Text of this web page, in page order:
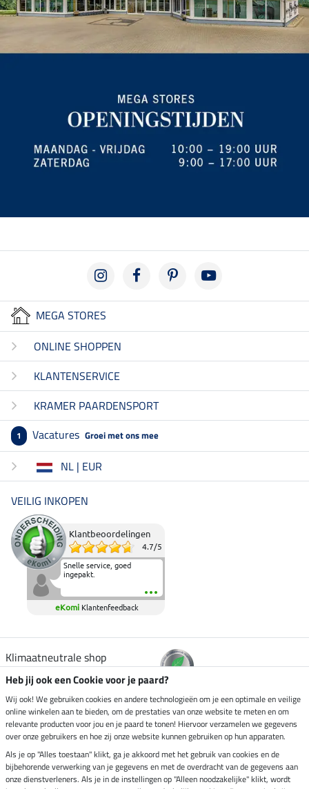
MEGA STORES
ONLINE SHOPPEN
KLANTENSERVICE
KRAMER PAARDENSPORT
1 Vacatures Groei met ons mee
NL | EUR
VEILIG INKOPEN
Klantbeoordelingen
4.7/5
Snelle service, goed
ingepakt.
eKomi Klantenfeedback
Klimaatneutrale shop
Verzending per
Veilig betalen met
Heb jij ook een Cookie voor je paard?
Wij ook! We gebruiken cookies en andere technologieën om je een optimale en veilige
online winkelen aan te bieden, om de prestaties van onze website te meten en om
relevante producten voor jou en je paard te tonen! Hiervoor verzamelen we gegevens
over onze gebruikers en hoe zij onze website kunnen gebruiken op hun apparaten.
Als je op "Alles toestaan" klikt, ga je akkoord met het gebruik van cookies en de
bijbehorende verwerking van je gegevens en met de overdracht van de gegevens aan
onze dienstverleners. Als je in de instellingen op "Alleen noodzakelijke" klikt, wordt